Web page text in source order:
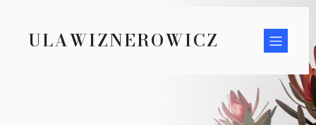
ULAWIZNEROWICZ